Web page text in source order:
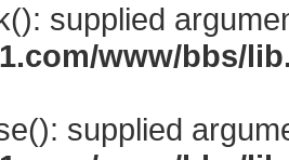
supplied
www/bbs/
supplied